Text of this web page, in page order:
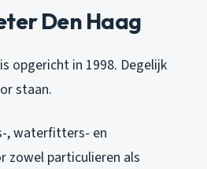
Den Haag
opgericht in 1998. Degelijk
staan.
, waterfitters- en
zowel particulieren als